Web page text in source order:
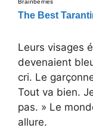
Leurs visages
devenaient
cri. Le
Tout va bien.
pas. » Le
allure.